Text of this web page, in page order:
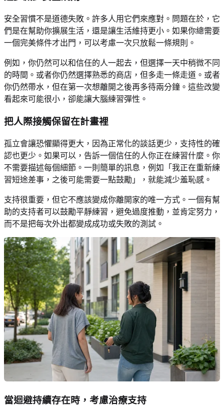
安全習慣不是道德失敗。許多人用它們來應對。問題在於，它
們是在幫助你擴展生活，還是讓生活維持更小。如果你總需要
一個完美條件才出門，可以考慮一次只放鬆一條規則。
例如，你仍然可以和信任的人一起去，但選擇一天中稍微不同
的時間。或者你仍然選擇熟悉的商店，但多走一條走道。或者
你仍然帶水，但在第一次想離開之後再多待兩分鐘。這些改變
看起來可能很小，卻能讓大腦練習彈性。
把人際接觸保留在計畫裡
孤立會讓恐懼顯得更大，因為正常化的談話更少，支持性的確
認也更少。如果可以，告訴一個信任的人你正在練習什麼。你
不需要描述每個細節。一則簡單的訊息，例如「我正在重新練
習短途差事，之後可能需要一點鼓勵」，就能減少羞恥感。
支持很重要，但它不應該變成你離開家的唯一方式。一個有幫
助的支持者可以鼓勵平靜練習，避免過度推動，並肯定努力，
而不是把每次外出都變成成功或失敗的測試。
當迴避持續存在時，考慮治療支持